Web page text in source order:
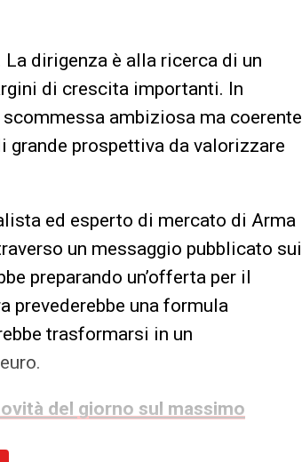
dirigenza è alla ricerca di un
di crescita importanti. In
scommessa ambiziosa ma coerente
grande prospettiva da valorizzare
ed esperto di mercato di Arma
un messaggio pubblicato sui
preparando un’offerta per il
prevederebbe una formula
trasformarsi in un
del giorno sul massimo